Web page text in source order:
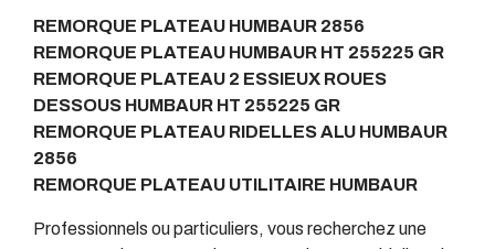
REMORQUE PLATEAU HUMBAUR 2856
REMORQUE PLATEAU HUMBAUR HT 255225 GR
REMORQUE PLATEAU 2 ESSIEUX ROUES
DESSOUS HUMBAUR HT 255225 GR
REMORQUE PLATEAU RIDELLES ALU HUMBAUR
2856
REMORQUE PLATEAU UTILITAIRE HUMBAUR
Professionnels ou particuliers, vous recherchez une